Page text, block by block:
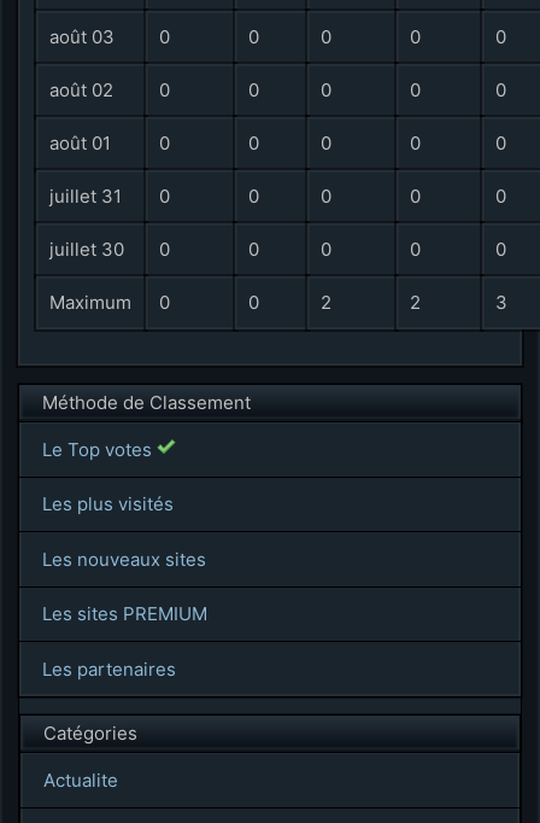
août 03 0 0 0 0 0
août 02 0 0 0 0 0
août 01 0 0 0 0 0
juillet 31 0 0 0 0 0
juillet 30 0 0 0 0 0
Maximum 0 0 2 2 3
Méthode de Classement
Le Top votes
Les plus visités
Les nouveaux sites
Les sites PREMIUM
Les partenaires
Catégories
Actualite